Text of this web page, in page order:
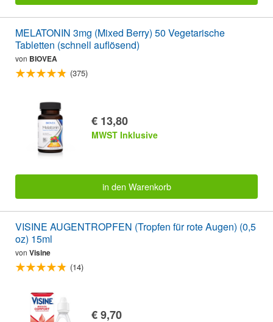
MELATONIN 3mg (Mixed Berry) 50 Vegetarische
Tabletten (schnell auflösend)
von BIOVEA
(375)
€ 13,80
MWST Inklusive
in den Warenkorb
VISINE AUGENTROPFEN (Tropfen für rote Augen) (0,5
oz) 15ml
von Visine
(14)
€ 9,70